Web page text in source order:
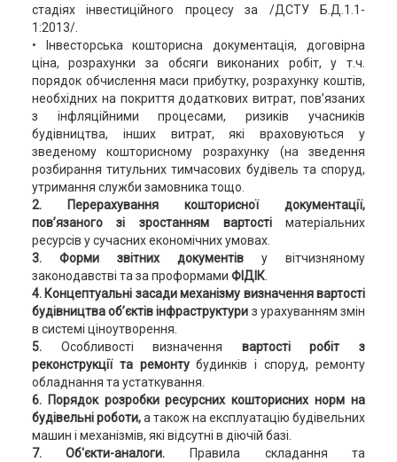
стадіях інвестиційного процесу за /ДСТУ Б.Д.1.1-
1:2013/.
• Інвесторська кошторисна документація, договірна
ціна, розрахунки за обсяги виконаних робіт, у т.ч.
порядок обчислення маси прибутку, розрахунку коштів,
необхідних на покриття додаткових витрат, пов’язаних
з інфляційними процесами, ризиків учасників
будівництва, інших витрат, які враховуються у
зведеному кошторисному розрахунку (на зведення
розбирання титульних тимчасових будівель та споруд,
утримання служби замовника тощо.
2. Перерахування кошторисної документації,
пов’язаного зі зростанням вартостіматеріальних
ресурсів у сучасних економічних умовах.
3. Форми звітних документів у вітчизняному
законодавстві та за проформами ФІДІК.
4. Концептуальні засади механізму визначення вартості
будівництва об’єктів інфраструктури з урахуванням змін
в системі ціноутворення.
5. Особливості визначення вартості робіт з
реконструкції та ремонтубудинків і споруд, ремонту
обладнання та устаткування.
6. Порядок розробки ресурсних кошторисних норм на
будівельні роботи,а також на експлуатацію будівельних
машин і механізмів, які відсутні в діючій базі.
7. Об'єкти-аналоги.
Правила складання та